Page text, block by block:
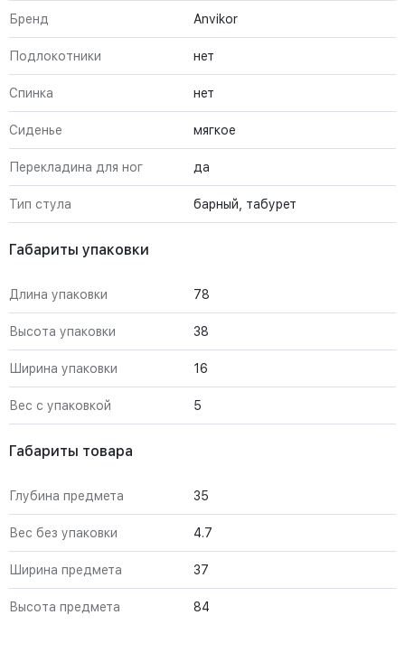
Бренд Anvikor
Подлокотники нет
Спинка нет
Сиденье мягкое
Перекладина для ног да
Тип стула барный, табурет
Габариты упаковки
Длина упаковки 78
Высота упаковки 38
Ширина упаковки 16
Вес с упаковкой 5
Габариты товара
Глубина предмета 35
Вес без упаковки 4.7
Ширина предмета 37
Высота предмета 84